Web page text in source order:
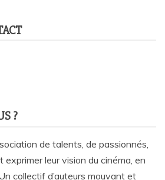
?
de talents, de passionnés,
exprimer leur vision du cinéma, en
collectif d’auteurs mouvant et